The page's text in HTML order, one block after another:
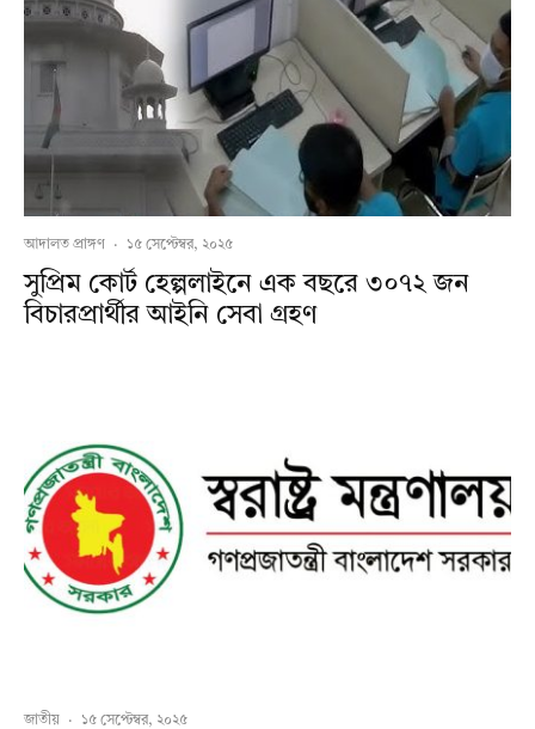
আদালত প্রাঙ্গণ · ১৫ সেপ্টেম্বর, ২০২৫
সুপ্রিম কোর্ট হেল্পলাইনে এক বছরে ৩০৭২ জন
বিচারপ্রার্থীর আইনি সেবা গ্রহণ
জাতীয় · ১৫ সেপ্টেম্বর, ২০২৫